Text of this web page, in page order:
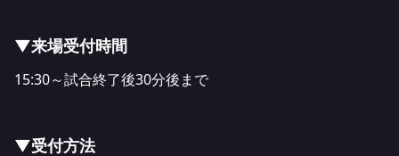
▼来場受付時間
15:30～試合終了後30分後まで
▼受付方法